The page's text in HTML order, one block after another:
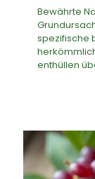
Bewährte
spezifische
enthüllen